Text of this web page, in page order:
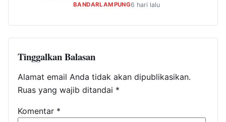
BANDARLAMPUNG6 hari lalu
Tinggalkan Balasan
Alamat email Anda tidak akan dipublikasikan.
Ruas yang wajib ditandai *
Komentar *